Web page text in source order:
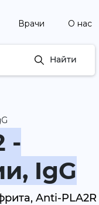
Врачи О нас
Найти
-
IgG
Anti-PLA2R